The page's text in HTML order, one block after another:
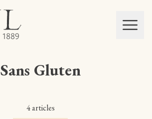
Mon panier
Sans Gluten
4 articles